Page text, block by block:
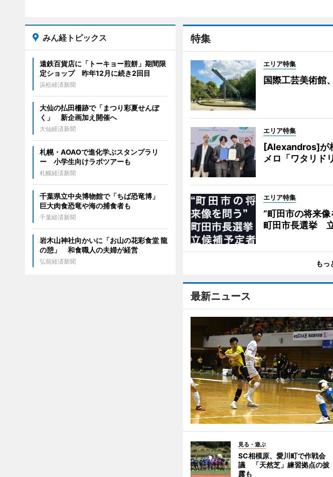
特集
エリア特集
国際工芸美術館
エリア特集
[Alexandros]が
メロ「ワタリド
エリア特集
“町田市の将来像
町田市長選挙
もっ
最新ニュース
見る・遊ぶ
SC相模原、愛川町で作戦会
議 「天然芝」練習拠点の披
露も
みん経トピックス
遠鉄百貨店に「トーキョー煎餅」期間限
定ショップ 昨年12月に続き2回目
浜松経済新聞
大仙の払田柵跡で「まつり彩夏せんぼ
く」 新企画加え開催へ
大仙経済新聞
札幌・AOAOで進化学ぶスタンプラリ
ー 小学生向けラボツアーも
札幌経済新聞
千葉県立中央博物館で「ちば恐竜博」
巨大肉食恐竜や海の捕食者も
千葉経済新聞
岩木山神社向かいに「お山の花彩食堂 龍
の憩」 和食職人の夫婦が経営
弘前経済新聞